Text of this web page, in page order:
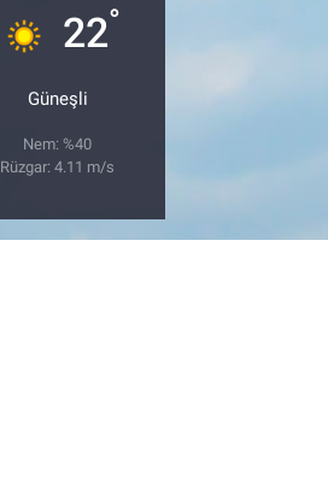
22°
Güneşli
Nem: %40
Rüzgar: 4.11 m/s